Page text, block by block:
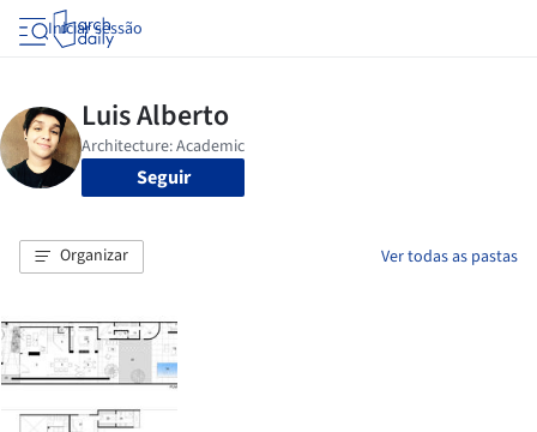
Iniciar sessão
Seguir
Organizar Ver todas as pastas